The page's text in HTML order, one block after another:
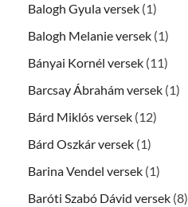
Balogh Gyula versek (1)
Balogh Melanie versek (1)
Bányai Kornél versek (11)
Barcsay Ábrahám versek (1)
Bárd Miklós versek (12)
Bárd Oszkár versek (1)
Barina Vendel versek (1)
Baróti Szabó Dávid versek (8)